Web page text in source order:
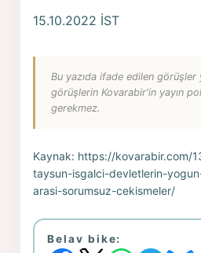
15.10.2022 İST
Bu yazıda ifade edilen görüşler
görüşlerin Kovarabir'in yayın
gerekmez.
Kaynak: https://kovarabir.com/
taysun-isgalci-devletlerin-
arasi-sorumsuz-cekismeler/
Belav bike: